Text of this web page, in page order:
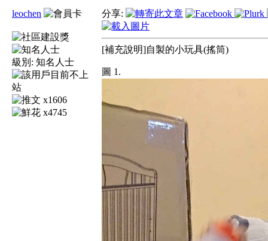
leochen
級別: 知名人士
x1606
x4745
分享:
[補充說明]自製的小玩具(搖筒)
圖 1.